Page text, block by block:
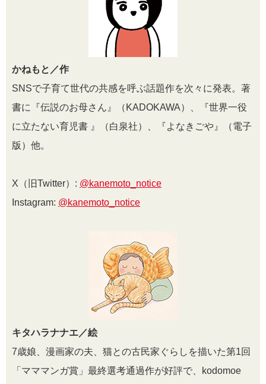
かねもと／作
SNSで子育て世代の共感を呼ぶ話題作を次々に発表。著
書に『伝説のお母さん』（KADOKAWA）、『世界一役
に立たない育児書 』（白泉社）、『よなきごや』（電子
版）他。
X（旧Twitter）: @kanemoto_notice
Instagram: @kanemoto_notice
キタハラナナエ／絵
7歳娘、漫画家の夫、猫との古民家ぐらしを描いた第1回
「マママンガ賞」最終選考通過作が好評で、kodomoe